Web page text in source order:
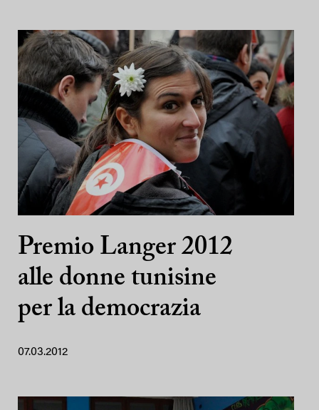
Premio Langer 2012
alle donne tunisine
per la democrazia
07.03.2012